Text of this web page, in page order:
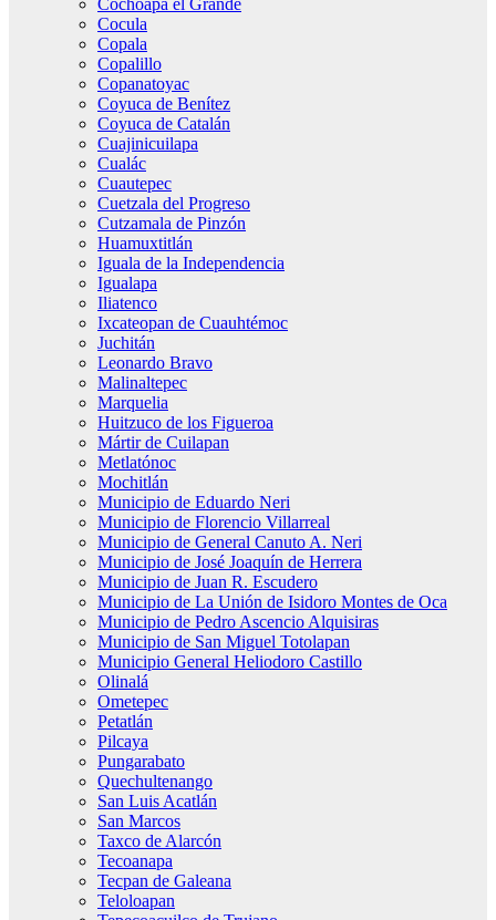
Cochoapa el Grande
Cocula
Copala
Copalillo
Copanatoyac
Coyuca de Benítez
Coyuca de Catalán
Cuajinicuilapa
Cualác
Cuautepec
Cuetzala del Progreso
Cutzamala de Pinzón
Huamuxtitlán
Iguala de la Independencia
Igualapa
Iliatenco
Ixcateopan de Cuauhtémoc
Juchitán
Leonardo Bravo
Malinaltepec
Marquelia
Huitzuco de los Figueroa
Mártir de Cuilapan
Metlatónoc
Mochitlán
Municipio de Eduardo Neri
Municipio de Florencio Villarreal
Municipio de General Canuto A. Neri
Municipio de José Joaquín de Herrera
Municipio de Juan R. Escudero
Municipio de La Unión de Isidoro Montes de Oca
Municipio de Pedro Ascencio Alquisiras
Municipio de San Miguel Totolapan
Municipio General Heliodoro Castillo
Olinalá
Ometepec
Petatlán
Pilcaya
Pungarabato
Quechultenango
San Luis Acatlán
San Marcos
Taxco de Alarcón
Tecoanapa
Tecpan de Galeana
Teloloapan